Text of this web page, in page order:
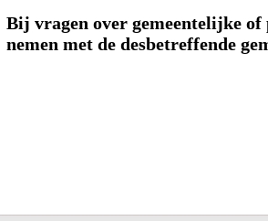
Bij vragen over gemeentelijke
nemen met de desbetreffende